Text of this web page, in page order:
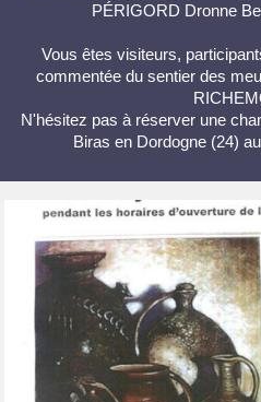
PÉRIGORD Dronne
Vous êtes visiteurs,
commentée du sentier des
N'hésitez pas à réserver une
Biras en Dordogne (24)